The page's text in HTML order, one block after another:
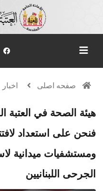
صفحه اصلی اخبار
هيئة الصحة في العتبة
فنحن على استعداد
ومستشفيات ميدانية
الجرحى اللبنانيين